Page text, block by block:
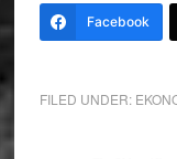
Facebook
FILED UNDER: